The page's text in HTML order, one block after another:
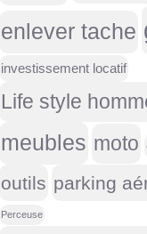
enlever tache
investissement locatif
Life style
meubles moto
outils parking
Perceuse